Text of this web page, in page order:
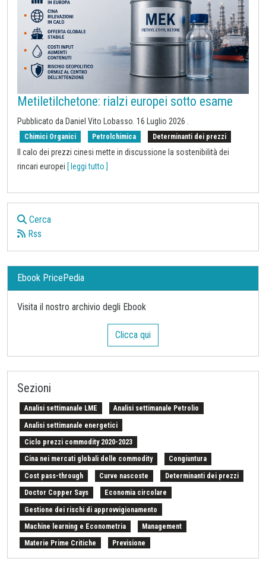
Metiletilchetone: rialzi europei sotto esame
Pubblicato da Daniel Vito Lobasso 16 Luglio 2026
Chimici Organici Petrolchimica Determinanti dei prezzi
Il calo dei prezzi cinesi mette in discussione la sostenibilità dei
rincari europei [ leggi tutto ]
Cerca
Rss
Ebook PricePedia
Visita il nostro archivio degli Ebook
Clicca qui
Sezioni
Analisi settimanale LME Analisi settimanale Petrolio
Analisi settimanale energetici
Ciclo prezzi commodity 2020-2023
Cina nei mercati globali delle commodity Congiuntura
Cost pass-through Curve nascoste Determinanti dei prezzi
Doctor Copper Says Economia circolare
Gestione dei rischi di approvvigionamento
Machine learning e Econometria Management
Materie Prime Critiche Previsione
Procurement Intelligence Settimana Finanziaria Materie Prime